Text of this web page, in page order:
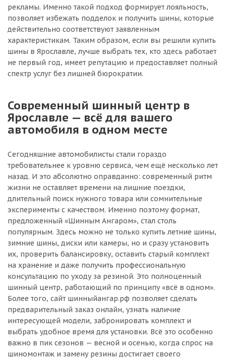
рекламы. Именно такой подход формирует лояльность,
позволяет избежать подделок и получить шины, которые
действительно соответствуют заявленным
характеристикам. Таким образом, если вы решили купить
шины в Ярославле, лучше выбрать тех, кто здесь работает
не первый год, имеет репутацию и предоставляет полный
спектр услуг без лишней бюрократии.
Современный шинный центр в
Ярославле — всё для вашего
автомобиля в одном месте
Сегодняшние автомобилисты стали гораздо
требовательнее к уровню сервиса, чем ещё несколько лет
назад. И это абсолютно оправданно: современный ритм
жизни не оставляет времени на лишние поездки,
длительный поиск нужного товара или сомнительные
эксперименты с качеством. Именно поэтому формат,
предложенный «Шинным Ангаром», стал столь
популярным. Здесь можно не только купить летние шины,
зимние шины, диски или камеры, но и сразу установить
их, проверить балансировку, оставить старый комплект
на хранение и даже получить профессиональную
консультацию по уходу за резиной. Это полноценный
шинный центр, работающий по принципу «всё в одном».
Более того, сайт шинныйангар.рф позволяет сделать
предварительный заказ онлайн, узнать наличие
интересующей модели, забронировать комплект и
выбрать удобное время для установки. Всё это особенно
важно в пик сезонов — весной и осенью, когда спрос на
шиномонтаж и замену резины достигает своего